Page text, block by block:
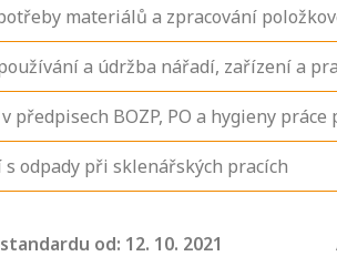
materiálů a zpracování
a údržba nářadí, zařízení a
předpisech BOZP, PO a hygieny
odpady při sklenářských pracích
od: 12. 10. 2021
seznam